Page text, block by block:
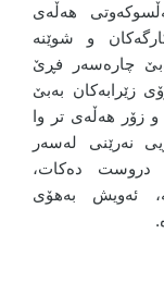
هەڵەی
و شوێنە
چارەسەر فڕێ
زێرابەکان بەبێ
و زۆر هەڵەی تر وا
نەرێنی لەسەر
دروست دەکات،
ئەویش بەهۆی